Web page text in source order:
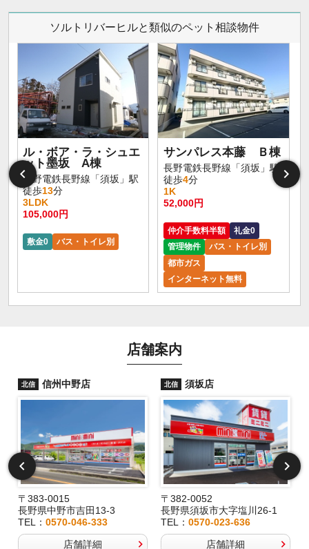
ソルトリバーヒルと類似のペット相談物件
ル・ボア・ラ・シュエ
ット墨坂 A棟
長野電鉄長野線「須坂」駅
徒歩13分
3LDK
105,000円
敷金0 バス・トイレ別
サンパレス本藤 Ｂ棟
長野電鉄長野線「須坂」駅
徒歩4分
1K
52,000円
仲介手数料半額
礼金0
管理物件
バス・トイレ別
都市ガス
インターネット無料
店舗案内
北信 信州中野店
〒383-0015
長野県中野市吉田13-3
TEL： 0570-046-333
店舗詳細
北信 須坂店
〒382-0052
長野県須坂市大字塩川26-1
TEL：0570-023-636
店舗詳細